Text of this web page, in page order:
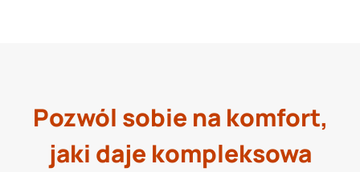
Pozwól sobie na komfort,
jaki daje kompleksowa